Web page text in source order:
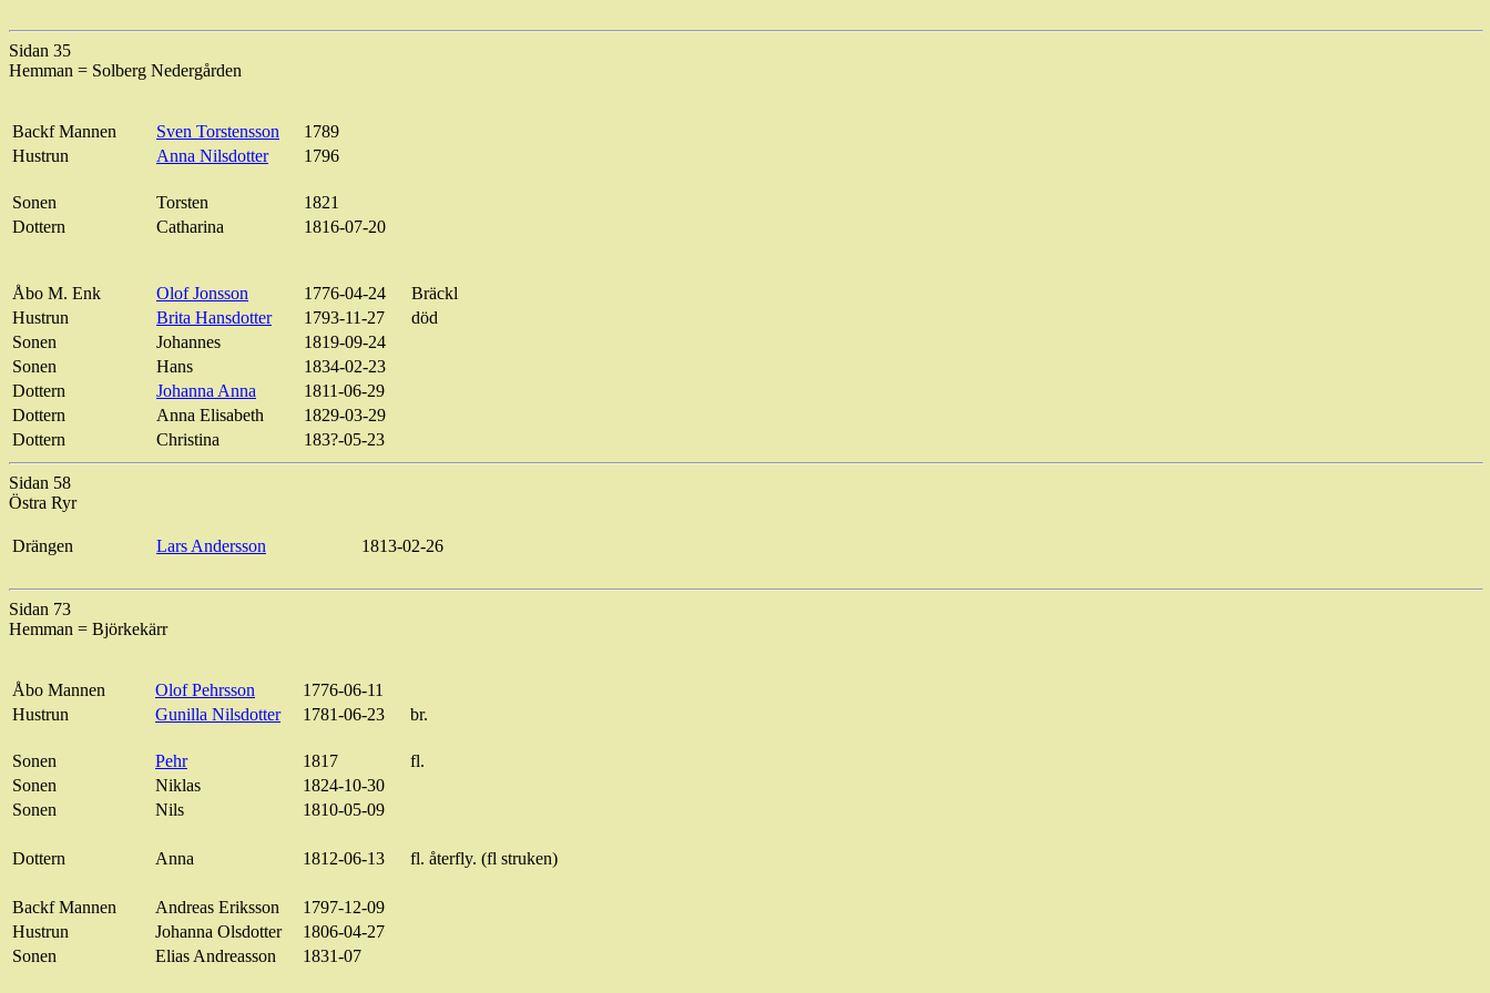
Sidan 35
Hemman = Solberg Nedergården
Backf Mannen Sven Torstensson
1789
Hustrun
Anna Nilsdotter 1796
Sonen Torsten
1821
Dottern
Catharina 1816-07-20
Åbo M. Enk Olof Jonsson 1776-04-24
Bräckl
Hustrun
Brita Hansdotter 1793-11-27
död
Sonen
Johannes
1819-09-24
Sonen
Hans
1834-02-23
Dottern
Johanna Anna
1811-06-29
Dottern
Anna Elisabeth
1829-03-29
Dottern
Christina 183?-05-23
Sidan 58
Östra Ryr
Drängen Lars Andersson 1813-02-26
Sidan 73
Hemman = Björkekärr
Åbo Mannen Olof Pehrsson
1776-06-11
Hustrun
Gunilla Nilsdotter 1781-06-23 br.
Sonen Pehr 1817
fl.
Sonen
Niklas
1824-10-30
Sonen
Nils 1810-05-09
Dottern Anna 1812-06-13 fl. återfly. (fl struken)
Backf Mannen Andreas Eriksson
1797-12-09
Hustrun
Johanna Olsdotter
1806-04-27
Sonen
Elias Andreasson 1831-07